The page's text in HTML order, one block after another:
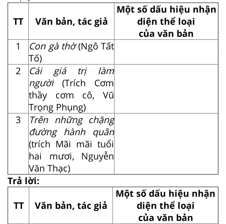
TT Văn bản, tác giả
Một số dấu hiệu nhận
diện thể loại
của văn bản
1
Con gà thờ(Ngô Tất
Tố)
2
Cái giá trị làm
người(Trích Cơm
thầy cơm cô, Vũ
Trọng Phụng)
3
Trên những chặng
đường hành quân
(trích Mãi mãi tuổi
hai mươi, Nguyễn
Văn Thạc)
Trả lời:
TT Văn bản, tác giả
Một số dấu hiệu nhận
diện thể loại
của văn bản